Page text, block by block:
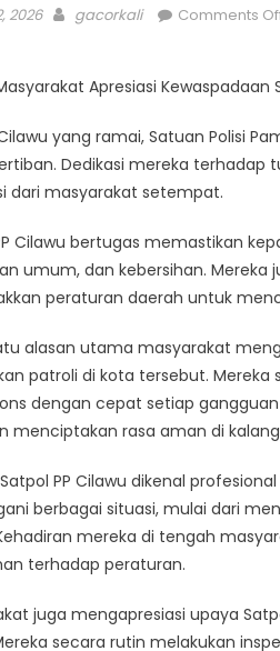
2026 Author
gacorkali Comments
Apresiasi
yang ramai, Satuan Polisi
Dedikasi mereka
dari masyarakat setempat.
Cilawu bertugas memastikan
umum, dan kebersihan.
peraturan daerah untuk
alasan utama masyarakat
patroli di kota tersebut.
dengan cepat setiap
menciptakan rasa aman di
PP Cilawu dikenal
berbagai situasi, mulai dari
mereka di tengah
terhadap peraturan.
juga mengapresiasi upaya
secara rutin melakukan